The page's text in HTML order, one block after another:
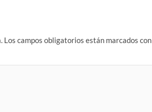
Los campos obligatorios están marcados con